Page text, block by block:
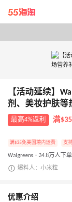
带你去官网买正品
【活动延续】
剂、美妆护肤等
最高4%返利 满
满$35免美国境内运费 支
Walgreens · 34.8万人下
爆料人：小米粒
优惠介绍